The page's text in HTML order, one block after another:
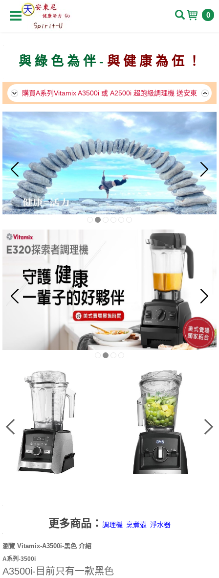
0
與 綠 色 為 伴 - 與 健 康 為 伍 ！
購買A系列Vitamix A3500i 或 A2500i 超跑級調理機 送安東
購買A系列Vitamix A3500i 或 A2500i 超跑級調理機 送安東
尼中譯套書
113/7/1~8/31支持在地農作活動(已過促銷期)
更多商品： 調理機 烹煮壺 淨水器
瀏覽 Vitamix-A3500i-黑色 介紹
A系列-3500i
A3500i-目前只有一款黑色